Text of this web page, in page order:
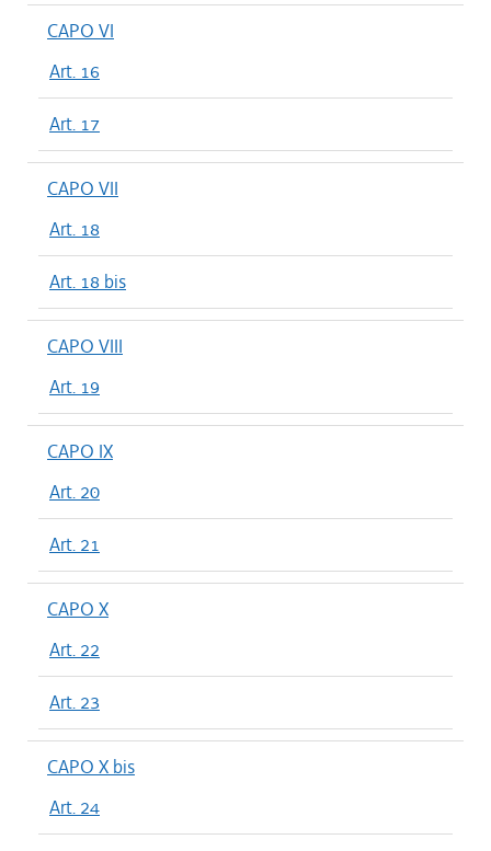
CAPO VI
Art. 16
Art. 17
CAPO VII
Art. 18
Art. 18 bis
CAPO VIII
Art. 19
CAPO IX
Art. 20
Art. 21
CAPO X
Art. 22
Art. 23
CAPO X bis
Art. 24